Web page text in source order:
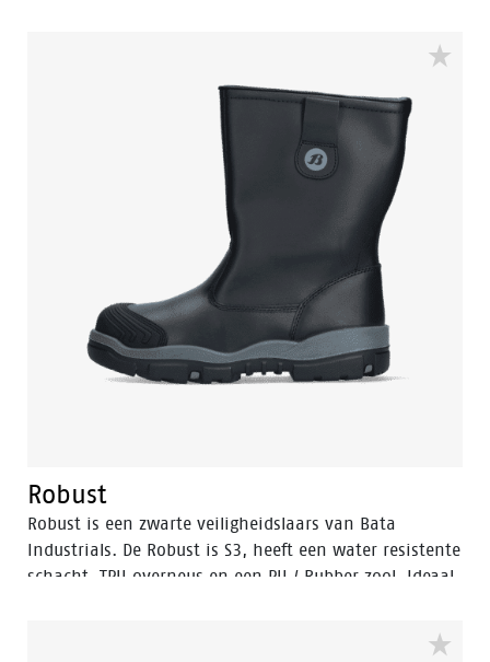
Robust
Robust is een zwarte veiligheidslaars van Bata
Industrials. De Robust is S3, heeft een water resistente
schacht, TPU overneus en een PU / Rubber zool. Ideaal